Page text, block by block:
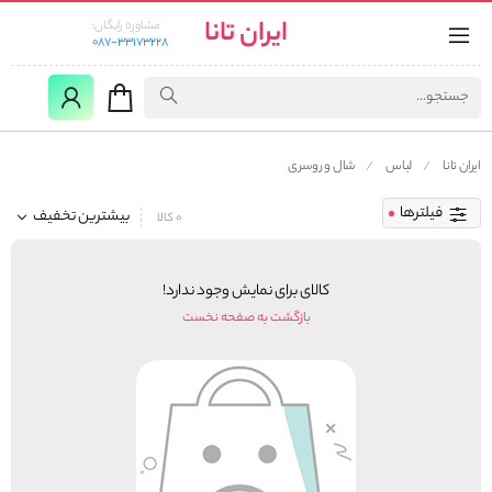
ایران تانا
مشاوره رایگان:
087-33173228
ایران تانا لباس شال و روسری
فیلترها بیشترین تخفیف 0 کالا
کالای برای نمایش وجود ندارد!
بازگشت به صفحه نخست